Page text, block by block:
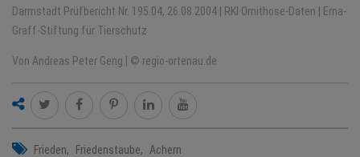
Darmstadt Prüfbericht Nr. 195.04, 26.08.2004 | RKI Ornithose-Daten | Erna-
Graff-Stiftung für Tierschutz
Von Andreas Peter Geng | © regio-ortenau.de
Frieden Friedenstaube Achern